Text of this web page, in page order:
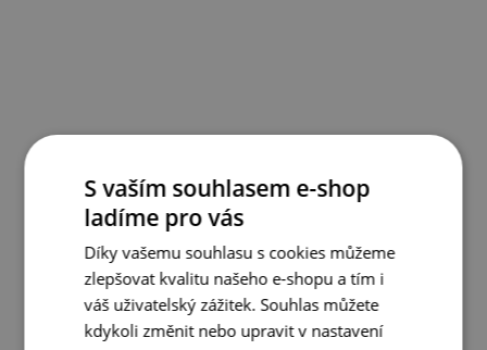
S vaším souhlasem e-shop
ladíme pro vás
Díky vašemu souhlasu s cookies můžeme
zlepšovat kvalitu našeho e-shopu a tím i
váš uživatelský zážitek. Souhlas můžete
kdykoli změnit nebo upravit v nastavení